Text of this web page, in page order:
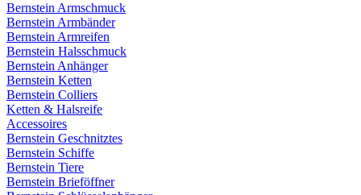
Bernstein Armschmuck
Bernstein Armbänder
Bernstein Armreifen
Bernstein Halsschmuck
Bernstein Anhänger
Bernstein Ketten
Bernstein Colliers
Ketten & Halsreife
Accessoires
Bernstein Geschnitztes
Bernstein Schiffe
Bernstein Tiere
Bernstein Brieföffner